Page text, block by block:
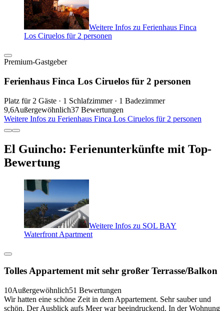
Weitere Infos zu Ferienhaus Finca
Los Ciruelos für 2 personen
Premium-Gastgeber
Ferienhaus Finca Los Ciruelos für 2 personen
Platz für 2 Gäste · 1 Schlafzimmer · 1 Badezimmer
9,6Außergewöhnlich37 Bewertungen
Weitere Infos zu Ferienhaus Finca Los Ciruelos für 2 personen
El Guincho: Ferienunterkünfte mit Top-
Bewertung
Weitere Infos zu SOL BAY
Waterfront Apartment
Tolles Appartement mit sehr großer Terrasse/Balkon
10Außergewöhnlich51 Bewertungen
Wir hatten eine schöne Zeit in dem Appartement. Sehr sauber und
schön. Der Ausblick aufs Meer war beeindruckend. In der Wohnung